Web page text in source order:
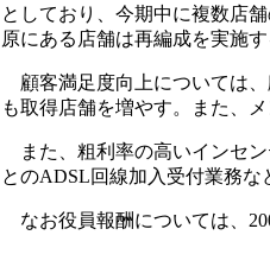
としており、今期中に複数店
原にある店舗は再編成を実施
顧客満足度向上については、
も取得店舗を増やす。また、
また、粗利率の高いインセ
とのADSL回線加入受付業務な
なお役員報酬については、